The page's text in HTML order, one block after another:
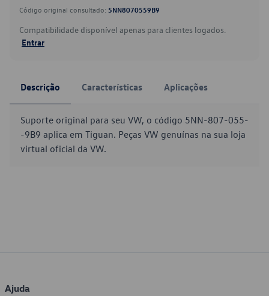
Código original consultado: 5NN8070559B9
Compatibilidade disponível apenas para clientes logados.
Entrar
Descrição Características Aplicações
Suporte original para seu VW, o código 5NN-807-055-
-9B9 aplica em Tiguan. Peças VW genuínas na sua loja
virtual oficial da VW.
Ajuda